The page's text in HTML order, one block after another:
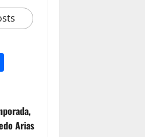
Arias